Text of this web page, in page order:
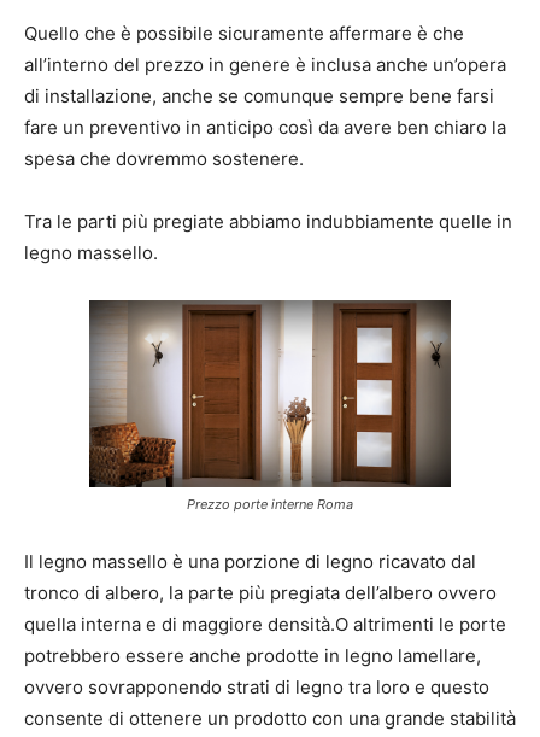
Quello che è possibile sicuramente affermare è che
all’interno del prezzo in genere è inclusa anche un’opera
di installazione, anche se comunque sempre bene farsi
fare un preventivo in anticipo così da avere ben chiaro la
spesa che dovremmo sostenere.
Tra le parti più pregiate abbiamo indubbiamente quelle in
legno massello.
Prezzo porte interne Roma
Il legno massello è una porzione di legno ricavato dal
tronco di albero, la parte più pregiata dell’albero ovvero
quella interna e di maggiore densità.O altrimenti le porte
potrebbero essere anche prodotte in legno lamellare,
ovvero sovrapponendo strati di legno tra loro e questo
consente di ottenere un prodotto con una grande stabilità